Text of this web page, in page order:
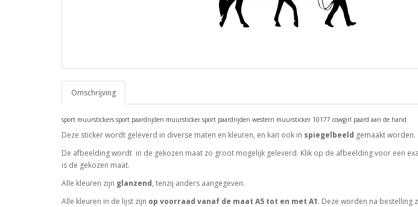
Omschrijving
sport muurstickers sport paardrijden muursticker sport paardrijden western muursticker 10177 cowgirl paard aan de hand
Deze sticker wordt geleverd in diverse maten en kleuren, en kan ook in spiegelbeeld gemaakt worden.
De afbeelding wordt in de gekozen maat zo groot mogelijk geleverd. Klik op de afbeelding voor een
is de gekozen maat.
Alle kleuren zijn glanzend, tenzij anders aangegeven.
Alle kleuren in de lijst zijn op voorraad vanaf de maat A5 tot en met A1. Deze worden na bestelling